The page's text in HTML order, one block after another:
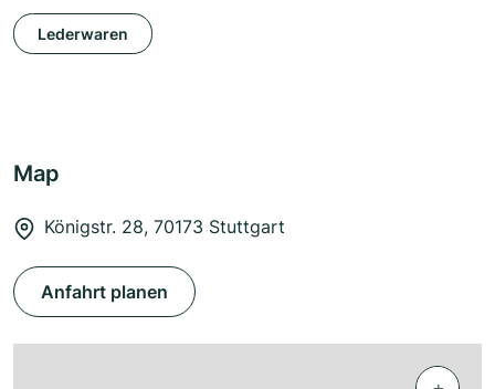
Lederwaren
Map
Königstr. 28, 70173 Stuttgart
Anfahrt planen